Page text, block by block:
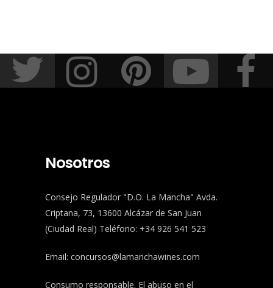
Nosotros
Consejo Regulador "D.O. La Mancha" Avda.
Criptana, 73, 13600 Alcázar de San Juan
(Ciudad Real) Teléfono: +34 926 541 523
Email: concursos@lamanchawines.com
Consumo responsable. El abuso en el